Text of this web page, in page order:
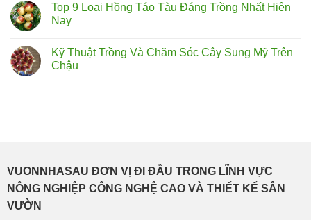
Top 9 Loại Hồng Táo Tàu Đáng Trồng Nhất Hiện
Nay
Kỹ Thuật Trồng Và Chăm Sóc Cây Sung Mỹ Trên
Chậu
VUONNHASAU ĐƠN VỊ ĐI ĐẦU TRONG LĨNH VỰC
NÔNG NGHIỆP CÔNG NGHỆ CAO VÀ THIẾT KẾ SÂN
VƯỜN